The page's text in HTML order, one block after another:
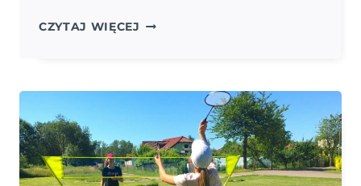
CZYTAJ WIĘCEJ ZAPISY
OTWARTE!